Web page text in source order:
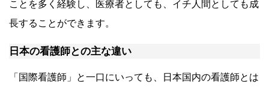
ことを多く経験し、医療者としても、イチ人間としても成
長することができます。
日本の看護師との主な違い
「国際看護師」と一口にいっても、日本国内の看護師とは